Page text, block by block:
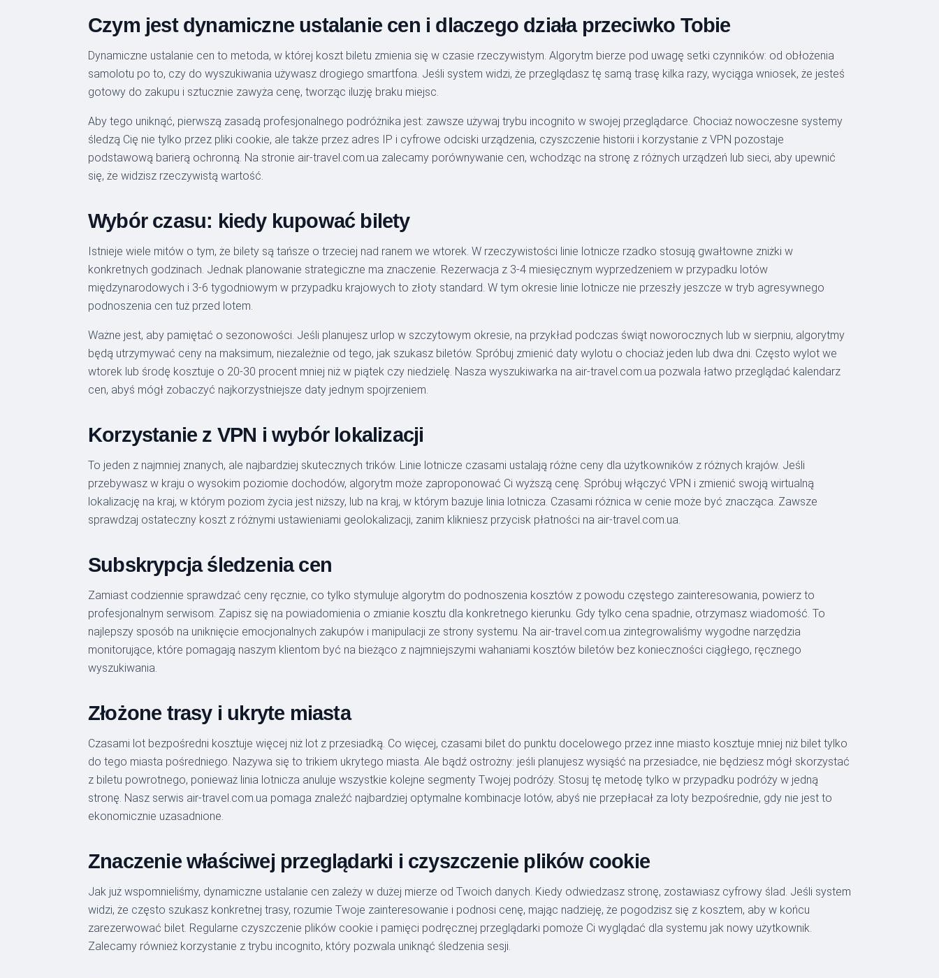
Czym jest dynamiczne ustalanie cen i dlaczego działa przeciwko Tobie
Dynamiczne ustalanie cen to metoda, w której koszt biletu zmienia się w czasie rzeczywistym. Algorytm bierze pod uwagę setki czynników: od obłożenia
samolotu po to, czy do wyszukiwania używasz drogiego smartfona. Jeśli system widzi, że przeglądasz tę samą trasę kilka razy, wyciąga wniosek, że jesteś
gotowy do zakupu i sztucznie zawyża cenę, tworząc iluzję braku miejsc.
Aby tego uniknąć, pierwszą zasadą profesjonalnego podróżnika jest: zawsze używaj trybu incognito w swojej przeglądarce. Chociaż nowoczesne systemy
śledzą Cię nie tylko przez pliki cookie, ale także przez adres IP i cyfrowe odciski urządzenia, czyszczenie historii i korzystanie z VPN pozostaje
podstawową barierą ochronną. Na stronie air-travel.com.ua zalecamy porównywanie cen, wchodząc na stronę z różnych urządzeń lub sieci, aby upewnić
się, że widzisz rzeczywistą wartość.
Wybór czasu: kiedy kupować bilety
Istnieje wiele mitów o tym, że bilety są tańsze o trzeciej nad ranem we wtorek. W rzeczywistości linie lotnicze rzadko stosują gwałtowne zniżki w
konkretnych godzinach. Jednak planowanie strategiczne ma znaczenie. Rezerwacja z 3-4 miesięcznym wyprzedzeniem w przypadku lotów
międzynarodowych i 3-6 tygodniowym w przypadku krajowych to złoty standard. W tym okresie linie lotnicze nie przeszły jeszcze w tryb agresywnego
podnoszenia cen tuż przed lotem.
Ważne jest, aby pamiętać o sezonowości. Jeśli planujesz urlop w szczytowym okresie, na przykład podczas świąt noworocznych lub w sierpniu, algorytmy
będą utrzymywać ceny na maksimum, niezależnie od tego, jak szukasz biletów. Spróbuj zmienić daty wylotu o chociaż jeden lub dwa dni. Często wylot we
wtorek lub środę kosztuje o 20-30 procent mniej niż w piątek czy niedzielę. Nasza wyszukiwarka na air-travel.com.ua pozwala łatwo przeglądać kalendarz
cen, abyś mógł zobaczyć najkorzystniejsze daty jednym spojrzeniem.
Korzystanie z VPN i wybór lokalizacji
To jeden z najmniej znanych, ale najbardziej skutecznych trików. Linie lotnicze czasami ustalają różne ceny dla użytkowników z różnych krajów. Jeśli
przebywasz w kraju o wysokim poziomie dochodów, algorytm może zaproponować Ci wyższą cenę. Spróbuj włączyć VPN i zmienić swoją wirtualną
lokalizację na kraj, w którym poziom życia jest niższy, lub na kraj, w którym bazuje linia lotnicza. Czasami różnica w cenie może być znacząca. Zawsze
sprawdzaj ostateczny koszt z różnymi ustawieniami geolokalizacji, zanim klikniesz przycisk płatności na air-travel.com.ua.
Subskrypcja śledzenia cen
Zamiast codziennie sprawdzać ceny ręcznie, co tylko stymuluje algorytm do podnoszenia kosztów z powodu częstego zainteresowania, powierz to
profesjonalnym serwisom. Zapisz się na powiadomienia o zmianie kosztu dla konkretnego kierunku. Gdy tylko cena spadnie, otrzymasz wiadomość. To
najlepszy sposób na uniknięcie emocjonalnych zakupów i manipulacji ze strony systemu. Na air-travel.com.ua zintegrowaliśmy wygodne narzędzia
monitorujące, które pomagają naszym klientom być na bieżąco z najmniejszymi wahaniami kosztów biletów bez konieczności ciągłego, ręcznego
wyszukiwania.
Złożone trasy i ukryte miasta
Czasami lot bezpośredni kosztuje więcej niż lot z przesiadką. Co więcej, czasami bilet do punktu docelowego przez inne miasto kosztuje mniej niż bilet tylko
do tego miasta pośredniego. Nazywa się to trikiem ukrytego miasta. Ale bądź ostrożny: jeśli planujesz wysiąść na przesiadce, nie będziesz mógł skorzystać
z biletu powrotnego, ponieważ linia lotnicza anuluje wszystkie kolejne segmenty Twojej podróży. Stosuj tę metodę tylko w przypadku podróży w jedną
stronę. Nasz serwis air-travel.com.ua pomaga znaleźć najbardziej optymalne kombinacje lotów, abyś nie przepłacał za loty bezpośrednie, gdy nie jest to
ekonomicznie uzasadnione.
Znaczenie właściwej przeglądarki i czyszczenie plików cookie
Jak już wspomnieliśmy, dynamiczne ustalanie cen zależy w dużej mierze od Twoich danych. Kiedy odwiedzasz stronę, zostawiasz cyfrowy ślad. Jeśli system
widzi, że często szukasz konkretnej trasy, rozumie Twoje zainteresowanie i podnosi cenę, mając nadzieję, że pogodzisz się z kosztem, aby w końcu
zarezerwować bilet. Regularne czyszczenie plików cookie i pamięci podręcznej przeglądarki pomoże Ci wyglądać dla systemu jak nowy użytkownik.
Zalecamy również korzystanie z trybu incognito, który pozwala uniknąć śledzenia sesji.